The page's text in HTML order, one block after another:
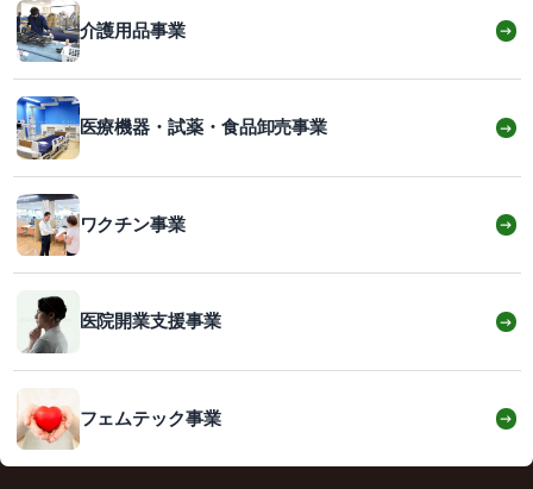
介護用品事業 →
医療機器・試薬・食品卸売事業 →
ワクチン事業 →
医院開業支援事業 →
フェムテック事業 →